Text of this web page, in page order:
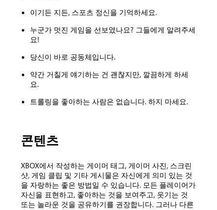
이기든 지든, 스포츠 정신을 기억하세요.
누군가 멋진 게임을 선보였나요? 그들에게 알려주세
요!
당신이 바로 공동체입니다.
약간 거칠게 얘기하는 건 괜찮지만, 깔끔하게 하세
요.
트롤링을 좋아하는 사람은 없습니다. 하지 마세요.
콘텐츠
XBOX에서 작성하는 게이머 태그, 게이머 사진, 스크린
샷, 게임 클립 및 기타 게시물은 자신에게 의미 있는 것
을 자랑하는 좋은 방법일 수 있습니다. 모든 플레이어가
자신을 표현하고, 좋아하는 것을 보여주고, 웃기는 것
또는 놀라운 것을 공유하기를 권장합니다. 그러나 다른